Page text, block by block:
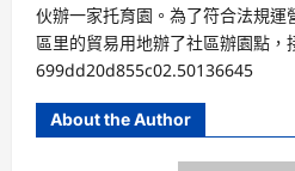
伙辦一家托育園。為了符合法規運
區里的貿易用地辦了社區辦園點
699dd20d855c02.50136645
About the Author